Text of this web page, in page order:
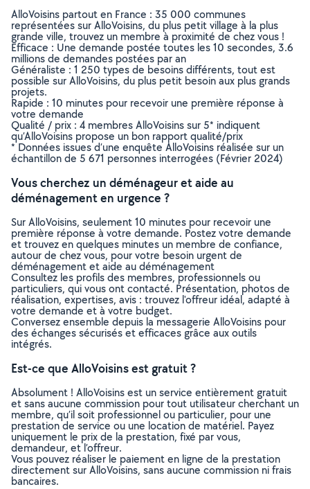
AlloVoisins partout en France : 35 000 communes
représentées sur AlloVoisins, du plus petit village à la plus
grande ville, trouvez un membre à proximité de chez vous !
Efficace : Une demande postée toutes les 10 secondes, 3.6
millions de demandes postées par an
Généraliste : 1 250 types de besoins différents, tout est
possible sur AlloVoisins, du plus petit besoin aux plus grands
projets.
Rapide : 10 minutes pour recevoir une première réponse à
votre demande
Qualité / prix : 4 membres AlloVoisins sur 5* indiquent
qu’AlloVoisins propose un bon rapport qualité/prix
* Données issues d’une enquête AlloVoisins réalisée sur un
échantillon de 5 671 personnes interrogées (Février 2024)
Vous cherchez un déménageur et aide au
déménagement en urgence ?
Sur AlloVoisins, seulement 10 minutes pour recevoir une
première réponse à votre demande. Postez votre demande
et trouvez en quelques minutes un membre de confiance,
autour de chez vous, pour votre besoin urgent de
déménagement et aide au déménagement
Consultez les profils des membres, professionnels ou
particuliers, qui vous ont contacté. Présentation, photos de
réalisation, expertises, avis : trouvez l'offreur idéal, adapté à
votre demande et à votre budget.
Conversez ensemble depuis la messagerie AlloVoisins pour
des échanges sécurisés et efficaces grâce aux outils
intégrés.
Est-ce que AlloVoisins est gratuit ?
Absolument ! AlloVoisins est un service entièrement gratuit
et sans aucune commission pour tout utilisateur cherchant un
membre, qu’il soit professionnel ou particulier, pour une
prestation de service ou une location de matériel. Payez
uniquement le prix de la prestation, fixé par vous,
demandeur, et l’offreur.
Vous pouvez réaliser le paiement en ligne de la prestation
directement sur AlloVoisins, sans aucune commission ni frais
bancaires.